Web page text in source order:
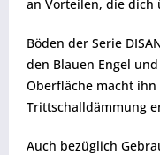
an Vorteilen, die dich
Böden der Serie
den Blauen Engel
Oberfläche macht
Trittschalldämmung
Auch bezüglich